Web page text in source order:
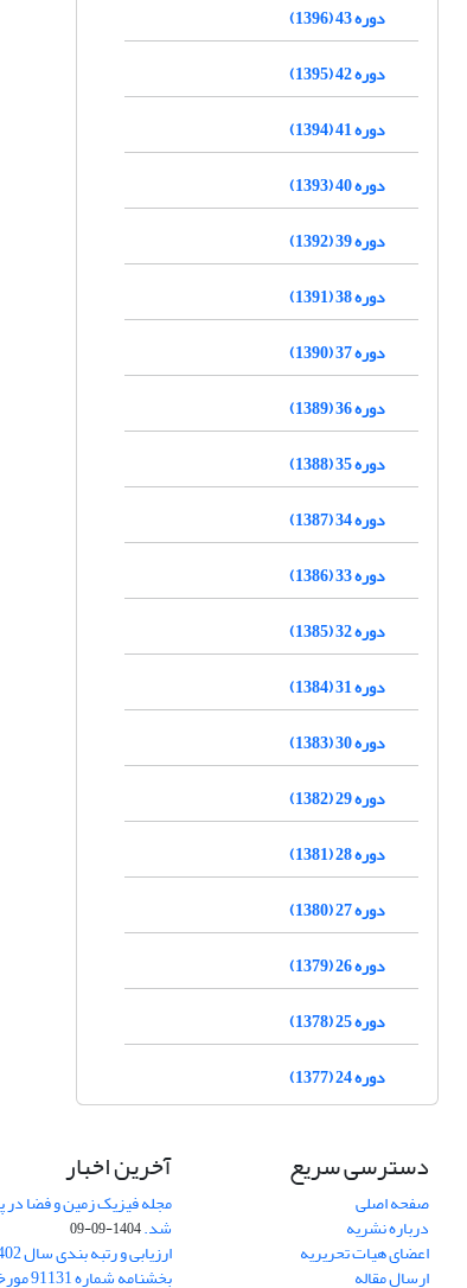
دوره 43 (1396)
دوره 42 (1395)
دوره 41 (1394)
دوره 40 (1393)
دوره 39 (1392)
دوره 38 (1391)
دوره 37 (1390)
دوره 36 (1389)
دوره 35 (1388)
دوره 34 (1387)
دوره 33 (1386)
دوره 32 (1385)
دوره 31 (1384)
دوره 30 (1383)
دوره 29 (1382)
دوره 28 (1381)
دوره 27 (1380)
دوره 26 (1379)
دوره 25 (1378)
دوره 24 (1377)
دسترسی سریع
صفحه اصلی
درباره نشریه
اعضای هیات تحریریه
ارسال مقاله
آخرین اخبار
شد.1404-09-09
ارزیابی و رتبه بندی سال 1402
بخشنامه شماره 91131 مورخ 1402/04/04